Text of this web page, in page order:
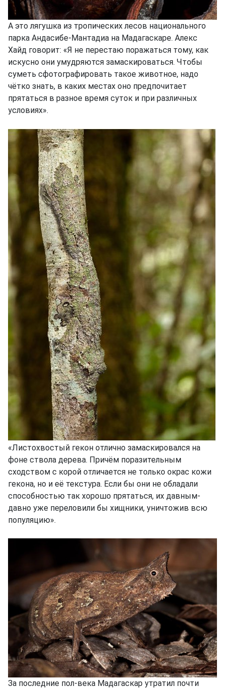
А это лягушка из тропических лесов национального
парка Андасибе-Мантадиа на Мадагаскаре. Алекс
Хайд говорит: «Я не перестаю поражаться тому, как
искусно они умудряются замаскироваться. Чтобы
суметь сфотографировать такое животное, надо
чётко знать, в каких местах оно предпочитает
прятаться в разное время суток и при различных
условиях».
«Листохвостый гекон отлично замаскировался на
фоне ствола дерева. Причём поразительным
сходством с корой отличается не только окрас кожи
гекона, но и её текстура. Если бы они не обладали
способностью так хорошо прятаться, их давным-
давно уже переловили бы хищники, уничтожив всю
популяцию».
За последние пол-века Мадагаскар утратил почти